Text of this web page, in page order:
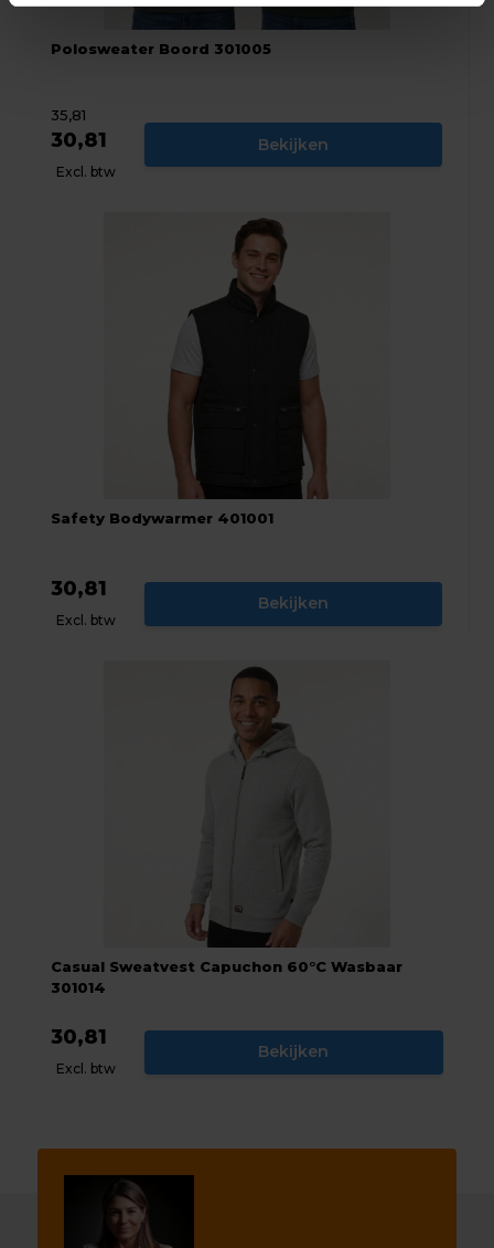
Polosweater Boord 301005
35,81
30,81
Excl. btw
Bekijken
Safety Bodywarmer 401001
30,81
Excl. btw
Bekijken
Casual Sweatvest Capuchon 60°C Wasbaar
301014
30,81
Excl. btw
Bekijken